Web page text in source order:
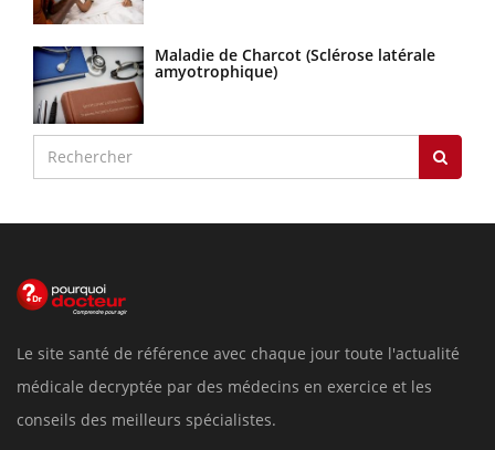
Maladie de Charcot (Sclérose latérale
amyotrophique)
Le site santé de référence avec chaque jour toute l'actualité
médicale decryptée par des médecins en exercice et les
conseils des meilleurs spécialistes.